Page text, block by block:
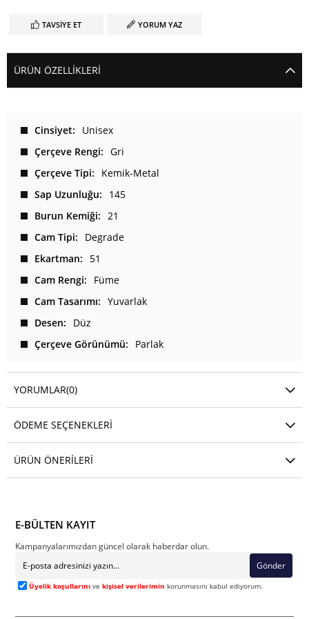
TAVSIYE ET YORUM YAZ
ÜRÜN ÖZELLIKLERI
Cinsiyet
Unisex
Çerçeve Rengi
Gri
Çerçeve Tipi
Kemik-Metal
Sap Uzunluğu
145
Burun Kemiği
21
Cam Tipi
Degrade
Ekartman
51
Cam Rengi
Füme
Cam Tasarımı
Yuvarlak
Desen
Düz
Çerçeve Görünümü
Parlak
YORUMLAR(0)
ÖDEME SEÇENEKLERI
ÜRÜN ÖNERILERI
E-BÜLTEN KAYIT
Kampanyalarımızdan güncel olarak haberdar olun.
Gönder
Üyelik koşullarını vekişisel verilerimin korunmasını kabul ediyorum.